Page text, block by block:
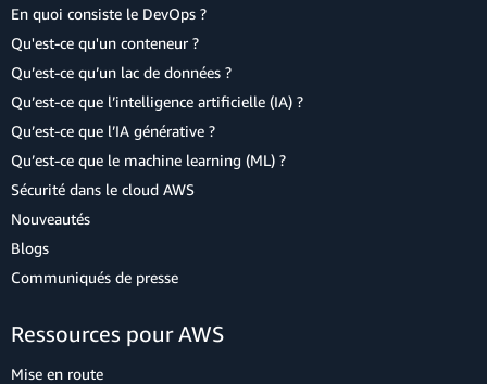
En quoi consiste le DevOps ?
Qu'est-ce qu'un conteneur ?
Qu’est-ce qu’un lac de données ?
Qu’est-ce que l’intelligence artificielle (IA) ?
Qu’est-ce que l’IA générative ?
Qu’est-ce que le machine learning (ML) ?
Sécurité dans le cloud AWS
Nouveautés
Blogs
Communiqués de presse
Ressources pour AWS
Mise en route